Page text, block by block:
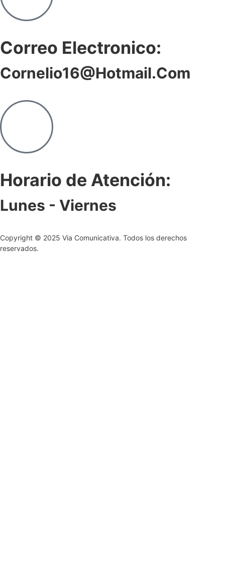
Correo Electronico:
Cornelio16@hotmail.com
Horario de Atención:
Lunes - Viernes
Copyright © 2025 Via Comunicativa. Todos los derechos
reservados.